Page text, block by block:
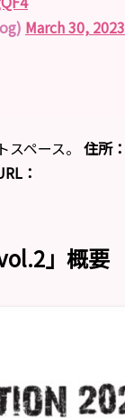
March 30, 2023
ペース。 住所：
：
」概要